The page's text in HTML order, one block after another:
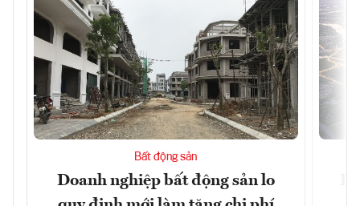
Bất động sản
Doanh nghiệp bất động sản lo